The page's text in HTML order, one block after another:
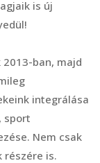
is új
ban, majd
integrálása
sport
Nem csak
részére is.